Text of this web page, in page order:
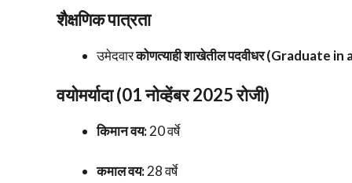
शैक्षणिक पात्रता
उमेदवारकोणत्याही शाखेतील पदवीधर (Graduate
वयोमर्यादा (01 नोव्हेंबर 2025 रोजी)
किमान वय:20 वर्षे
कमाल वय:28 वर्षे